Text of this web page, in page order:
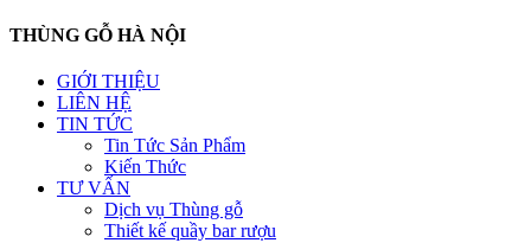
THÙNG GỖ HÀ NỘI
GIỚI THIỆU
LIÊN HỆ
TIN TỨC
Tin Tức Sản Phẩm
Kiến Thức
TƯ VẤN
Dịch vụ Thùng gỗ
Thiết kế quầy bar rượu